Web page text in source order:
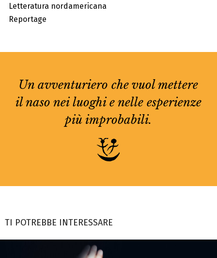
Letteratura nordamericana
Reportage
Un avventuriero che vuol mettere
il naso nei luoghi e nelle esperienze
più improbabili.
TI POTREBBE INTERESSARE